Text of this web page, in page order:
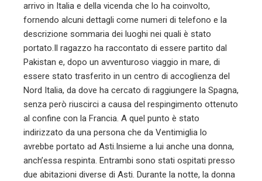
arrivo in Italia e della vicenda che lo ha coinvolto,
fornendo alcuni dettagli come numeri di telefono e la
descrizione sommaria dei luoghi nei quali è stato
portato.Il ragazzo ha raccontato di essere partito dal
Pakistan e, dopo un avventuroso viaggio in mare, di
essere stato trasferito in un centro di accoglienza del
Nord Italia, da dove ha cercato di raggiungere la Spagna,
senza però riuscirci a causa del respingimento ottenuto
al confine con la Francia. A quel punto è stato
indirizzato da una persona che da Ventimiglia lo
avrebbe portato ad Asti.Insieme a lui anche una donna,
anch’essa respinta. Entrambi sono stati ospitati presso
due abitazioni diverse di Asti. Durante la notte, la donna